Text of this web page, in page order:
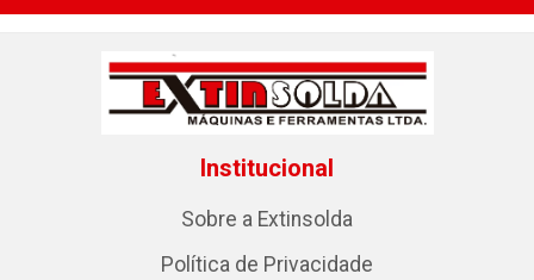
Institucional
Sobre a Extinsolda
Política de Privacidade